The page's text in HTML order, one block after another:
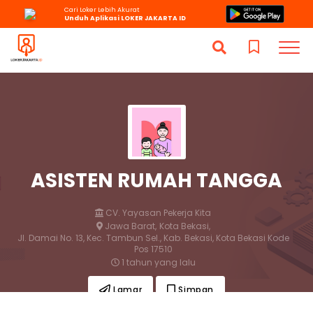
ASISTEN RUMAH TANGGA
CV. Yayasan Pekerja Kita
Jawa Barat, Kota Bekasi,
Jl. Damai No. 13, Kec. Tambun Sel., Kab. Bekasi, Kota Bekasi Kode
Pos 17510
1 tahun yang lalu
Lamar Simpan
Cari Loker Lebih Akurat
Unduh Aplikasi LOKER JAKARTA ID